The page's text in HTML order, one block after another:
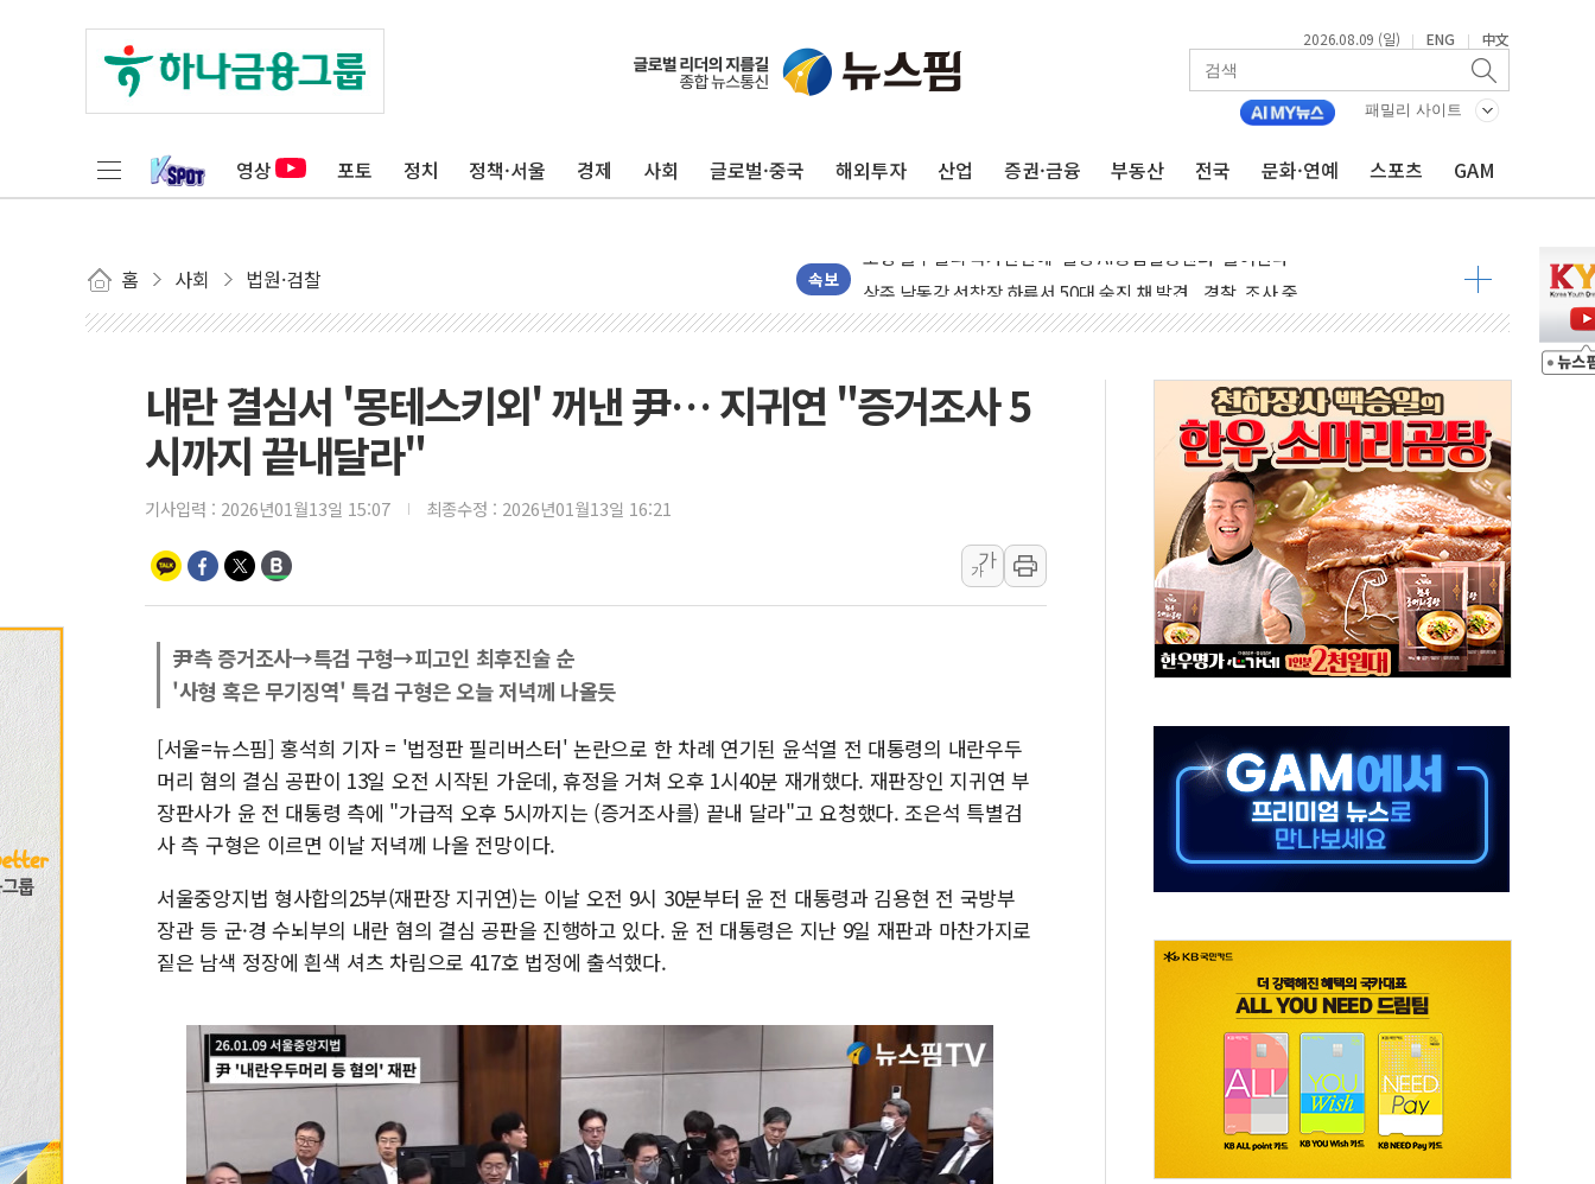
2026.08.09 (일) | ENG | 中文
패밀리 사이트
영상 포토 정치 정책·서울 경제 사회 글로벌·중국 해외투자 산업 증권·금융 부동산 전국 문화·연예 스포츠 GAM
홈 사회 법원·검찰 속보
평택 진위면 공장서 질식사고 발생…작업자 1명 숨져
상주 낙동강 선착장 하류서 50대 숨진 채 발견...경찰, 조사 중
[종합] 김민석, 정청래에 누적 '1.48%p' 차 선두 유지...金 46.01% vs 鄭 44.53%
인천서 말다툼 중 어머니 살해 10대 구속…범행 후 반려견도 죽여
김민석, 강원·대구·경북 경선서 정청래에 승리…金 48.54% vs 鄭 44.40%
[속보] 민주, 강원·대구·경북 경선 결과...김민석 48.54% 정청래 44.40%
[속보] 민주, 경북 경선 결과 발표...김민석 47.37% 정청래 45.71% 송영길 6.92%
[속보] 민주, 대구 경선 결과 발표...정청래 47.82% 김민석 46.35% 송영길 5.83%
[속보] 민주, 강원 경선 결과 발표...김민석 50.30% 정청래 41.94% 송영길 7.76%
정재헌 CEO, SKT 장기고객 400명 맞이…"마음 잇는 시간 되길"
최태원, 노소영에 9440억 지급 확정되나…재상고 앞두고 막판 셈법
하나금융, 명동 소상공인에 '행복상자' 전달
병무청, 보충역 전면 손질… 예술·체육요원 최대 33% 감축
홈플러스發 대형마트 판매, 역대 최대폭 감소한 9.4%↓…유통업계 양극화 심화
윤준병·이해민 의원, '정부 특사'로 콜롬비아 대통령 취임식 참석
'호우·산사태 주의보' 울진 시간당 30mm 강한 비...호우 피해 없어
여야, 황희 '버스 하우스' 공방…野 "청년 우롱 기괴" vs 與 "송구한 해프닝"
내란 결심서 '몽테스키외' 꺼낸 尹… 지귀연 "증거조사 5
시까지 끝내달라"
기사입력 : 2026년01월13일 15:07 최종수정 : 2026년01월13일 16:21
가
가
尹측 증거조사→특검 구형→피고인 최후진술 순
'사형 혹은 무기징역' 특검 구형은 오늘 저녁께 나올듯
[서울=뉴스핌] 홍석희 기자 = '법정판 필리버스터' 논란으로 한 차례 연기된 윤석열 전 대통령의 내란우두
머리 혐의 결심 공판이 13일 오전 시작된 가운데, 휴정을 거쳐 오후 1시40분 재개했다. 재판장인 지귀연 부
장판사가 윤 전 대통령 측에 "가급적 오후 5시까지는 (증거조사를) 끝내 달라"고 요청했다. 조은석 특별검
사 측 구형은 이르면 이날 저녁께 나올 전망이다.
서울중앙지법 형사합의25부(재판장 지귀연)는 이날 오전 9시 30분부터 윤 전 대통령과 김용현 전 국방부
장관 등 군·경 수뇌부의 내란 혐의 결심 공판을 진행하고 있다. 윤 전 대통령은 지난 9일 재판과 마찬가지로
짙은 남색 정장에 흰색 셔츠 차림으로 417호 법정에 출석했다.